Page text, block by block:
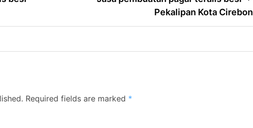
Pekalipan Kota Cirebon
Required fields are marked *